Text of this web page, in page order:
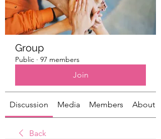
Group
Public · 97 members
Join
Discussion Media Members About
Back